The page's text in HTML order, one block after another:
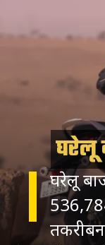
घरेलू
घरेलू